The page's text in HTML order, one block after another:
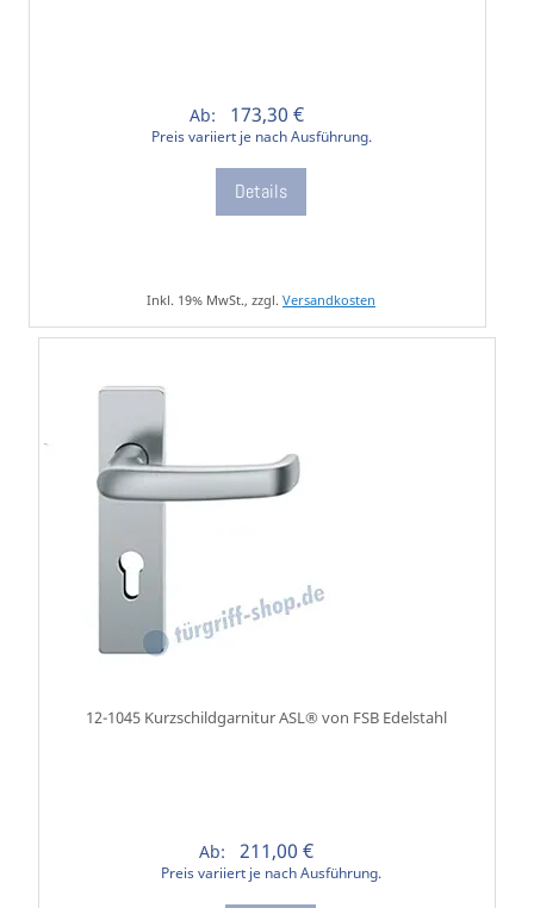
Ab: 173,30 €
Preis variiert je nach Ausführung.
Details
Inkl. 19% MwSt., zzgl. Versandkosten
12-1045 Kurzschildgarnitur ASL® von FSB Edelstahl
Ab: 211,00 €
Preis variiert je nach Ausführung.